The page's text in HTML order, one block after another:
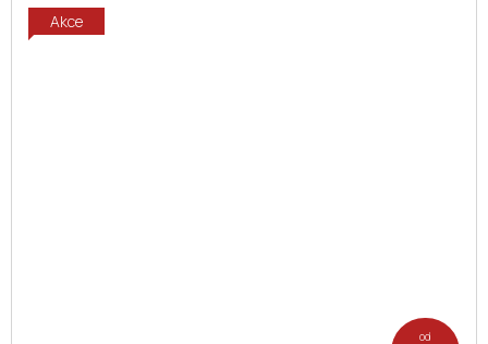
Akce
od